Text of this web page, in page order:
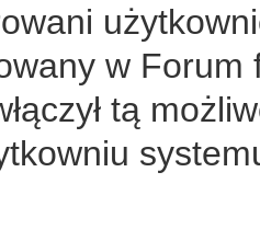
w Forum
tą